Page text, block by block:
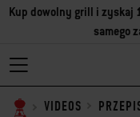
Kup dowolny grill i zyskaj
samego
VIDEOS